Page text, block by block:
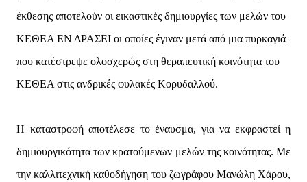
έκθεσης αποτελούν οι εικαστικές δημιουργίες των μελών του
ΚΕΘΕΑ ΕΝ ΔΡΑΣΕΙ οι οποίες έγιναν μετά από μια πυρκαγιά
που κατέστρεψε ολοσχερώς στη θεραπευτική κοινότητα του
ΚΕΘΕΑ στις ανδρικές φυλακές Κορυδαλλού.
Η καταστροφή αποτέλεσε το έναυσμα, για να εκφραστεί η
δημιουργικότητα των κρατούμενων μελών της κοινότητας. Με
την καλλιτεχνική καθοδήγηση του ζωγράφου Μανώλη Χάρου,